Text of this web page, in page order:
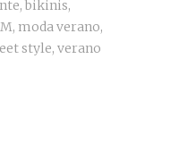
, bikinis,
, moda verano,
style, verano